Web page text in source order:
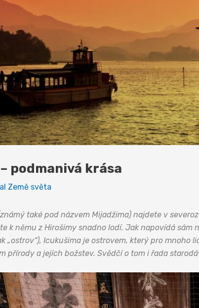
podmanivá krása
Země světa
také pod názvem Mijadžima) najdete v
k němu z Hirošimy snadno lodí. Jak napovídá
„ostrov“), Icukušima je ostrovem, který pro
přírody a jejích božstev. Svědčí o tom i řada